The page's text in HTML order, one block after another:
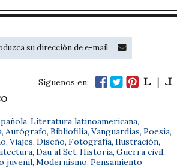
Síguenos en:
, Literatura latinoamericana,
, Autógrafo, Bibliofilia, Vanguardias, Poesía,
, Viajes, Diseño, Fotografía, Ilustración,
, Dau al Set, Historia, Guerra civil,
juvenil, Modernismo, Pensamiento